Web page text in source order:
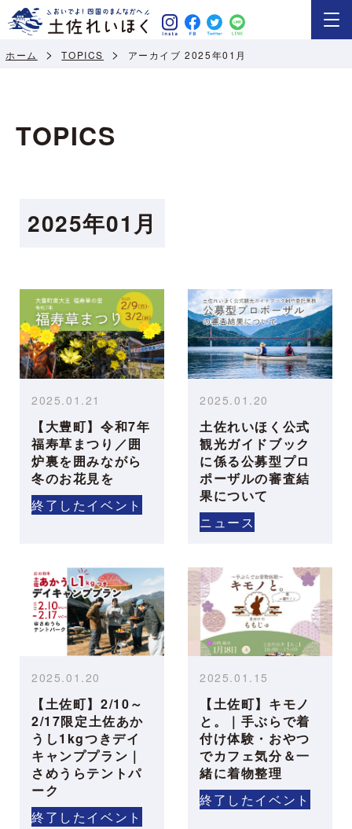
ホーム TOPICS アーカイブ 2025年01月
TOPICS
2025年01月
【大豊町】令和7年
福寿草まつり／囲
炉裏を囲みながら
冬のお花見を
2025.01.21
終了したイベント
土佐れいほく公式
観光ガイドブック
に係る公募型プロ
ポーザルの審査結
果について
2025.01.20
ニュース
【土佐町】2/10～
2/17限定土佐あか
うし1kgつきデイ
キャンププラン｜
さめうらテントパ
ーク
2025.01.20
終了したイベント
【土佐町】キモノ
と。｜手ぶらで着
付け体験・おやつ
でカフェ気分＆一
緒に着物整理
2025.01.15
終了したイベント